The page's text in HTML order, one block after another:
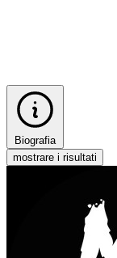
Biografia
mostrare i risultati